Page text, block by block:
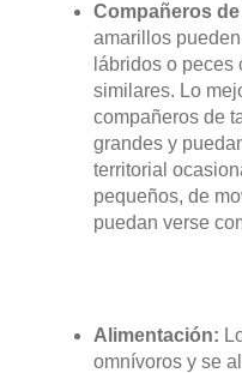
Compañeros
amarillos
lábridos o peces
similares. Lo
compañeros de
grandes y
territorial
pequeños, de
puedan verse
Alimentación:
omnívoros y se